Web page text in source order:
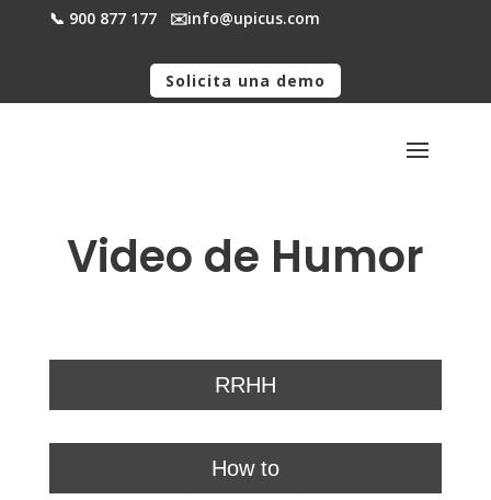
📞 900 877 177 ✉️​info@upicus.com
Solicita una demo
Video de Humor
RRHH
How to